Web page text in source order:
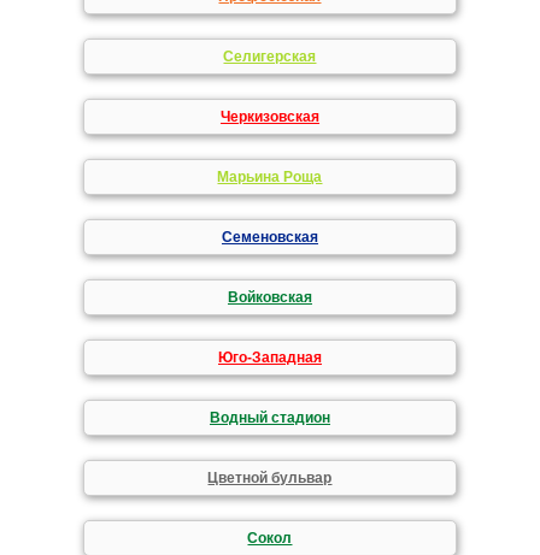
Селигерская
Черкизовская
Марьина Роща
Семеновская
Войковская
Юго-Западная
Водный стадион
Цветной бульвар
Сокол